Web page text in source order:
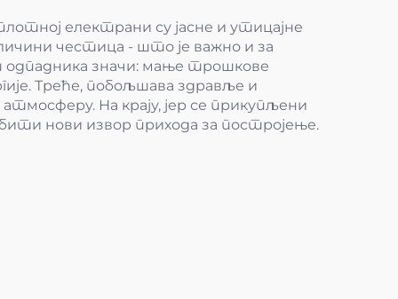
електрани су јасне и утицајне
честица - што је важно и за
значи: мање трошкове
Треће, побољшава здравље и
На крају, јер се прикупљени
нови извор прихода за постројење.